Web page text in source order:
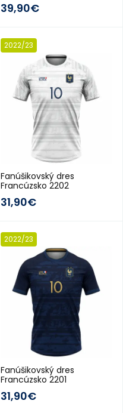
39,90€
2022/23
Fanúšikovský dres
Francúzsko 2202
31,90€
2022/23
Fanúšikovský dres
Francúzsko 2201
31,90€